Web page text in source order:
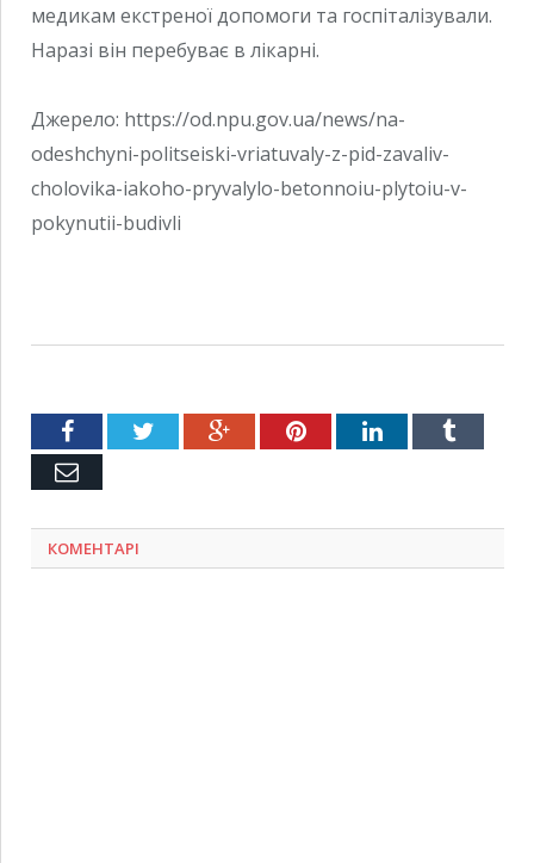
медикам екстреної допомоги та госпіталізували.
Наразі він перебуває в лікарні.
Джерело: https://od.npu.gov.ua/news/na-
odeshchyni-politseiski-vriatuvaly-z-pid-zavaliv-
cholovika-iakoho-pryvalylo-betonnoiu-plytoiu-v-
pokynutii-budivli
FacebookTwitter Google+PinterestLinkedInTumblr
Емейл
КОМЕНТАРІ